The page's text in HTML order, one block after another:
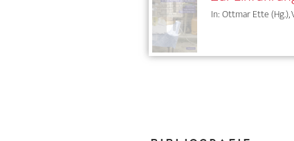
In: Ottmar Ette (Hg.),